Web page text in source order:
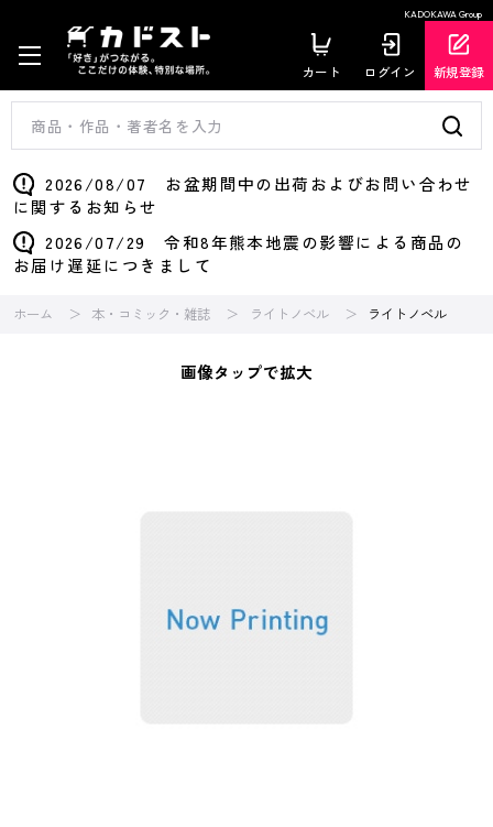
KADOKAWA Group
カート ログイン 新規登録
2026/08/07 お盆期間中の出荷およびお問い合わせ
に関するお知らせ
2026/07/29 令和8年熊本地震の影響による商品の
お届け遅延につきまして
ホーム 本・コミック・雑誌 ライトノベル ライトノベル
画像タップで拡大